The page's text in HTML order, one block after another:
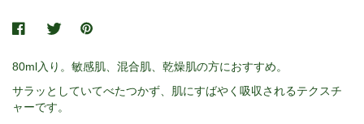
80ml入り。敏感肌、混合肌、乾燥肌の方におすすめ。
サラッとしていてべたつかず、肌にすばやく吸収されるテクスチ
ャーです。